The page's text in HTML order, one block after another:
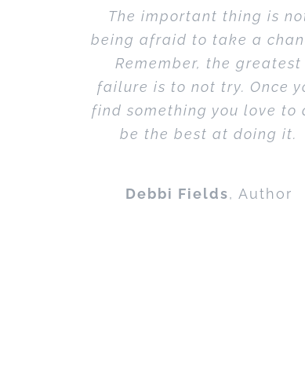
The important thing is
being afraid to take a
Remember, the greatest
failure is to not try. Once
find something you love to
be the best at doing it.
Debbi Fields, Author